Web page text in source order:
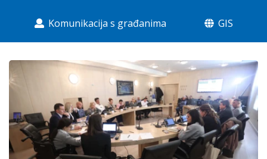
Komunikacija s građanima GIS